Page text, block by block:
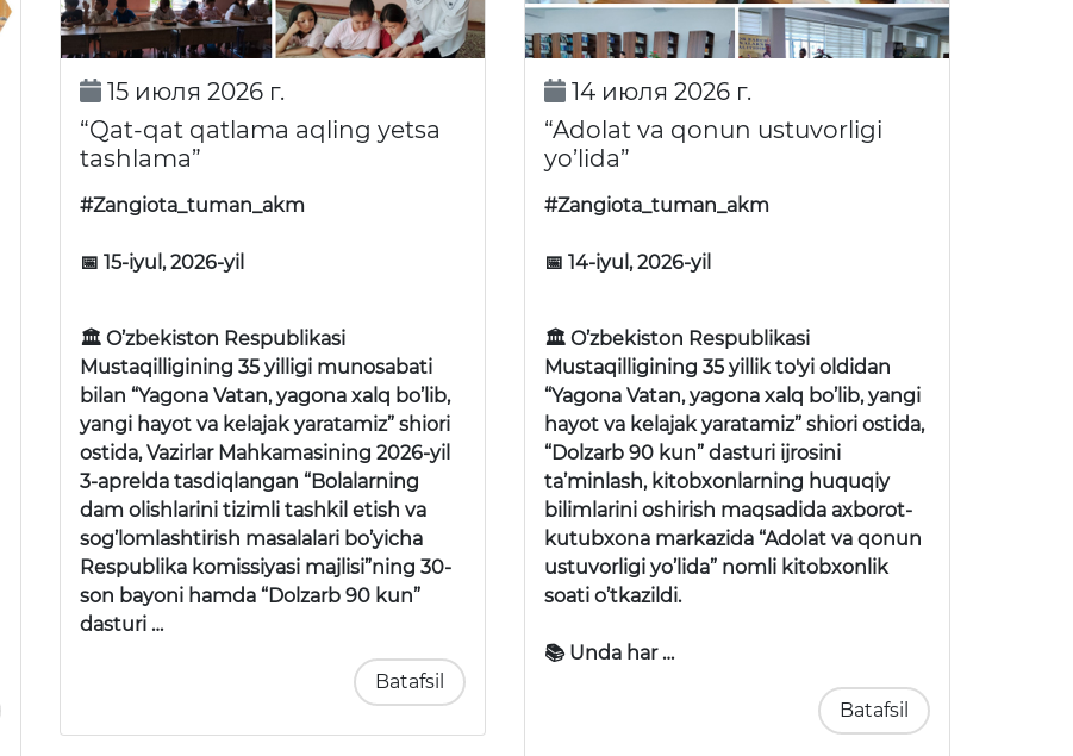
15 июля 2026 г.
“Qat-qat qatlama aqling yetsa
tashlama”
#Zangiota_tuman_akm
📅 15-iyul, 2026-yil
🏛 O’zbekiston Respublikasi
Mustaqilligining 35 yilligi munosabati
bilan “Yagona Vatan, yagona xalq bo’lib,
yangi hayot va kelajak yaratamiz” shiori
ostida, Vazirlar Mahkamasining 2026-yil
3-aprelda tasdiqlangan “Bolalarning
dam olishlarini tizimli tashkil etish va
sog’lomlashtirish masalalari bo’yicha
Respublika komissiyasi majlisi”ning 30-
son bayoni hamda “Dolzarb 90 kun”
dasturi …
Batafsil
14 июля 2026 г.
“Adolat va qonun ustuvorligi
yo’lida”
#Zangiota_tuman_akm
📅 14-iyul, 2026-yil
🏛 O’zbekiston Respublikasi
Mustaqilligining 35 yillik to'yi oldidan
“Yagona Vatan, yagona xalq bo’lib, yangi
hayot va kelajak yaratamiz” shiori ostida,
“Dolzarb 90 kun” dasturi ijrosini
ta’minlash, kitobxonlarning huquqiy
bilimlarini oshirish maqsadida axborot-
kutubxona markazida “Adolat va qonun
ustuvorligi yo’lida” nomli kitobxonlik
soati o’tkazildi.
📚 Unda har …
Batafsil